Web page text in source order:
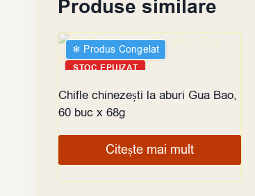
Produse similare
❄︎ Produs Congelat
STOC EPUIZAT
Chifle chinezești la aburi Gua Bao,
60 buc x 68g
Citește mai mult